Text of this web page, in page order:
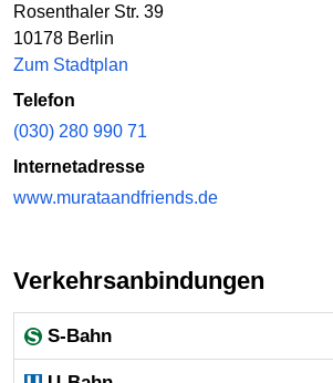
Rosenthaler Str. 39
10178 Berlin
Zum Stadtplan
Telefon
(030) 280 990 71
Internetadresse
www.murataandfriends.de
Verkehrsanbindungen
S-Bahn